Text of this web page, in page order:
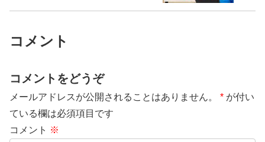
コメント
コメントをどうぞ
メールアドレスが公開されることはありません。 * が付い
ている欄は必須項目です
コメント ※